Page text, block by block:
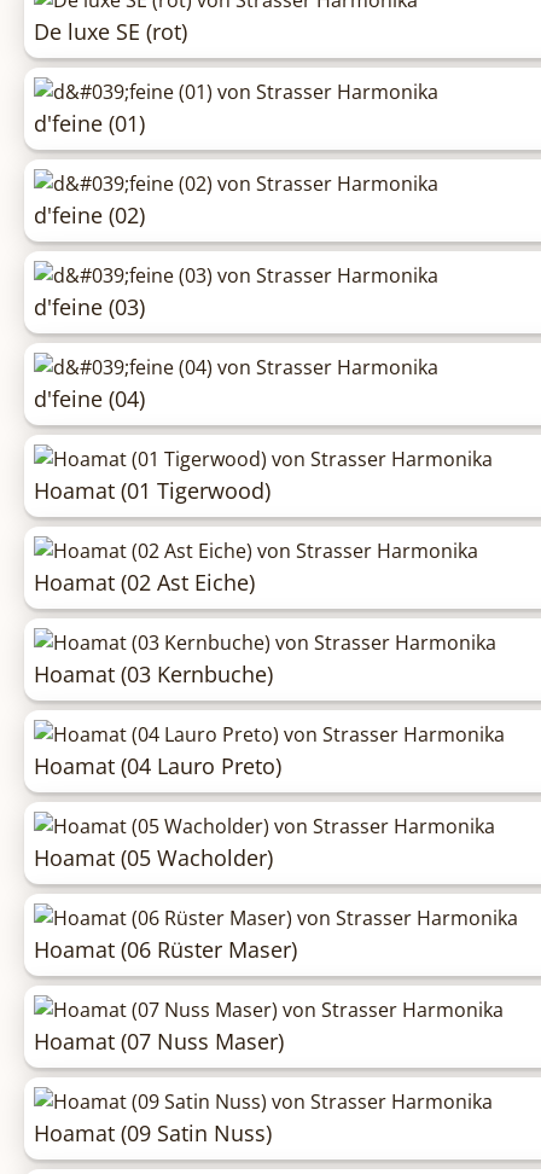
De luxe SE (rot)
d'feine (01)
d'feine (02)
d'feine (03)
d'feine (04)
Hoamat (01 Tigerwood)
Hoamat (02 Ast Eiche)
Hoamat (03 Kernbuche)
Hoamat (04 Lauro Preto)
Hoamat (05 Wacholder)
Hoamat (06 Rüster Maser)
Hoamat (07 Nuss Maser)
Hoamat (09 Satin Nuss)